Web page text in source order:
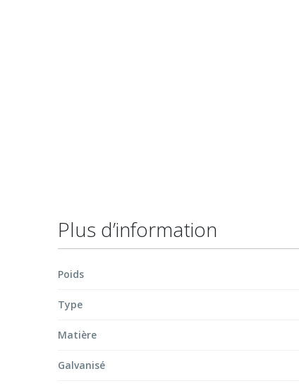
Plus d’information
Poids
Type
Matière
Galvanisé